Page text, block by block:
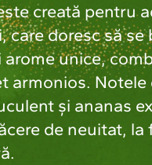
creată pentru
care doresc să se
arome unice,
armonios. Notele
și ananas
de neuitat, la